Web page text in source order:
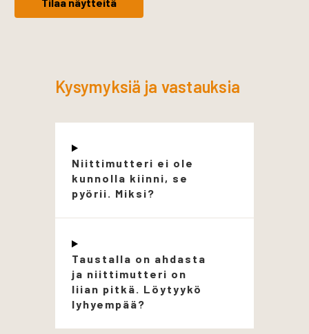
Kysymyksiä ja vastauksia
Niittimutteri ei ole
kunnolla kiinni, se
pyörii. Miksi?
Taustalla on ahdasta
ja niittimutteri on
liian pitkä. Löytyykö
lyhyempää?